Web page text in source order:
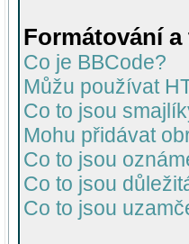
Formátování
Co je BBCode?
Můžu používat
Co to jsou
Mohu přidávat
Co to jsou
Co to jsou
Co to jsou